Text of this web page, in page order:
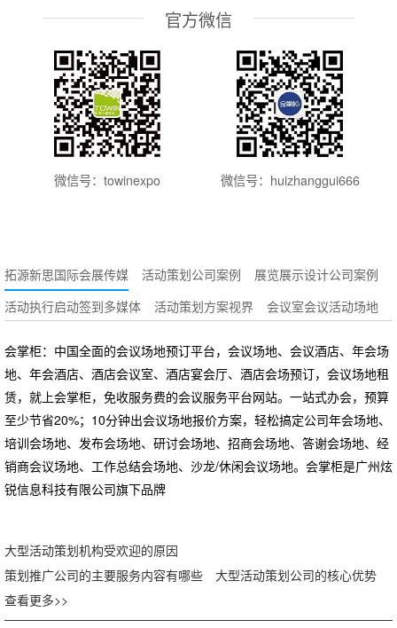
官方微信
微信号：towinexpo 微信号：huizhanggui666
拓源新思国际会展传媒 活动策划公司案例
展览展示设计公司案例
活动执行启动签到多媒体
活动策划方案视界 会议室会议活动场地
会掌柜：中国全面的会议场地预订平台，会议场地、会议酒店、年会场
地、年会酒店、酒店会议室、酒店宴会厅、酒店会场预订，会议场地租
赁，就上会掌柜，免收服务费的会议服务平台网站。一站式办会，预算
至少节省20%；10分钟出会议场地报价方案，轻松搞定公司年会场地、
培训会场地、发布会场地、研讨会场地、招商会场地、答谢会场地、经
销商会议场地、工作总结会场地、沙龙/休闲会议场地。会掌柜是广州炫
锐信息科技有限公司旗下品牌
大型活动策划机构受欢迎的原因
策划推广公司的主要服务内容有哪些
大型活动策划公司的核心优势
查看更多>>